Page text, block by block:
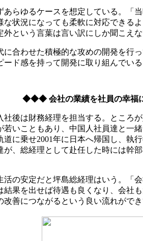
らゆるケースを想定している。
状況になっても柔軟に対応でき
という言葉は言い訳にしか聞こえな
合わせた積極的な攻めの開発を
ド感を持って開発に取り組んでいる
◆◆◆ 会社の業績を社員の幸福
後は財務経理を担当する。ところ
いこともあり、中国人社員達と
に乗せ2001年に日本へ帰国し、
、総経理として赴任した時には
の安定だと坪島総経理はいう。「
果を出せば待遇も良くなり、会
善につながるという良い流れができ